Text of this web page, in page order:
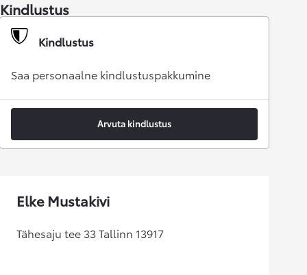
Kindlustus
Kindlustus
Saa personaalne kindlustuspakkumine
Arvuta kindlustus
Elke Mustakivi
Tähesaju tee 33 Tallinn 13917